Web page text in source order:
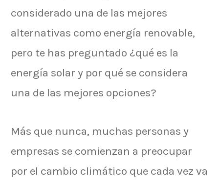
considerado una de las mejores
alternativas como energía renovable,
pero te has preguntado ¿qué es la
energía solar y por qué se considera
una de las mejores opciones?
Más que nunca, muchas personas y
empresas se comienzan a preocupar
por el cambio climático que cada vez va